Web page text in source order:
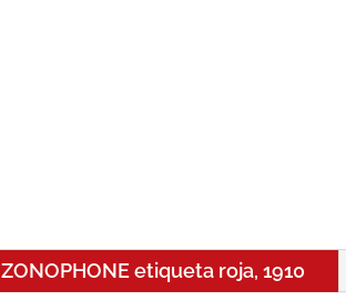
ZONOPHONE etiqueta roja, 1910